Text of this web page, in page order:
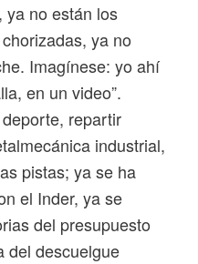
ya no están los
ya no
Imagínese: yo ahí
en un video”.
repartir
industrial,
pistas; ya se ha
el Inder, ya se
del presupuesto
del descuelgue